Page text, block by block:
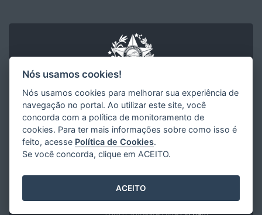
Instituto Capixaba de Ensino Pesquisa e Inovação em Saúde
- ICEPI
Rua Duque de Caxias, 267 - Centro
CEP: 29010-120 - Vitória / ES
Tel.: (27) 3198-0221
Nós usamos cookies!
Nós usamos cookies para melhorar sua experiência de
navegação no portal. Ao utilizar este site, você
concorda com a política de monitoramento de
cookies. Para ter mais informações sobre como isso é
feito, acesse Política de Cookies.
Se você concorda, clique em ACEITO.
ACEITO